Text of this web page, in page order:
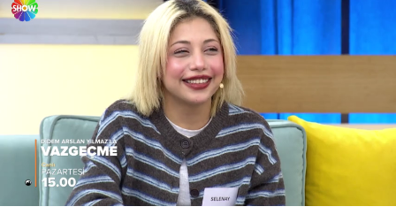
Sesi
Aç
480P
Yüklendi :
89.05%
Hızı